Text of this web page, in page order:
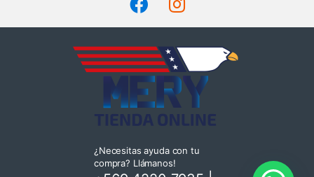
¿Necesitas ayuda con tu
compra? Llámanos!